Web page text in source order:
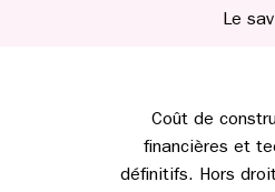
Le
Coût de
financières et
définitifs. Hors